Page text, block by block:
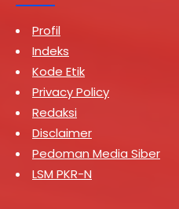
Profil
Indeks
Kode Etik
Privacy Policy
Redaksi
Disclaimer
Pedoman Media Siber
LSM PKR-N